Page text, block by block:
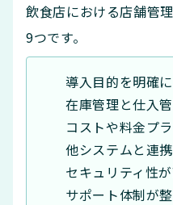
飲食店における店舗管
9つです。
導入目的を明確
在庫管理と仕入
コストや料金プ
他システムと連
セキュリティ性
サポート体制が